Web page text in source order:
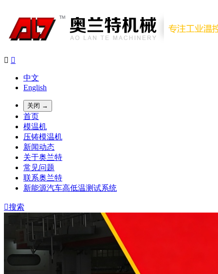
 
中文
English
关闭 →
首页
模温机
压铸模温机
新闻动态
关于奥兰特
常见问题
联系奥兰特
新能源汽车高低温测试系统
搜索